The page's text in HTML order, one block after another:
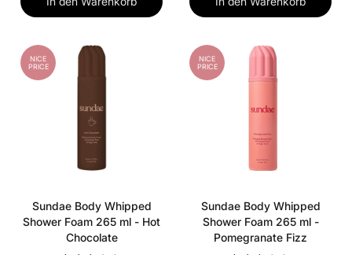
NICE
PRICE
Sundae Body Whipped
Shower Foam 265 ml - Hot
Chocolate
NICE
PRICE
Sundae Body Whipped
Shower Foam 265 ml -
Pomegranate Fizz